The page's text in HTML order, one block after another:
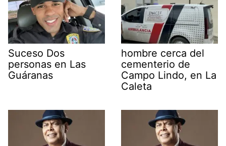
Suceso Dos
personas en Las
Guáranas
hombre cerca del
cementerio de
Campo Lindo, en La
Caleta